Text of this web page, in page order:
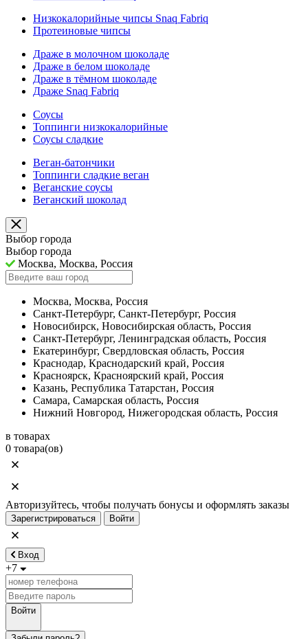
Низкокалорийные чипсы Snaq Fabriq
Протеиновые чипсы
Драже в молочном шоколаде
Драже в белом шоколаде
Драже в тёмном шоколаде
Драже Snaq Fabriq
Соусы
Топпинги низкокалорийные
Соусы сладкие
Веган-батончики
Топпинги сладкие веган
Веганские соусы
Веганский шоколад
Выбор города
Выбор города
Москва, Москва, Россия
Москва, Москва, Россия
Санкт-Петербург, Санкт-Петербург, Россия
Новосибирск, Новосибирская область, Россия
Санкт-Петербург, Ленинградская область, Россия
Екатеринбург, Свердловская область, Россия
Краснодар, Краснодарский край, Россия
Красноярск, Красноярский край, Россия
Казань, Республика Татарстан, Россия
Самара, Самарская область, Россия
Нижний Новгород, Нижегородская область, Россия
в товарах
0 товара(ов)
Авторизуйтесь, чтобы получать бонусы и оформлять заказы
Зарегистрироваться Войти
Вход
+7
Войти